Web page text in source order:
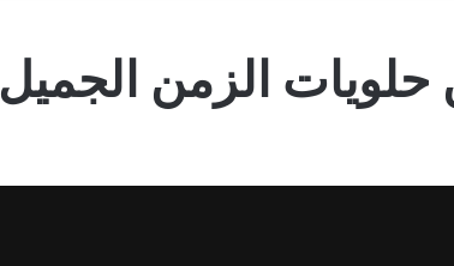
حلويات الزمن الجميل